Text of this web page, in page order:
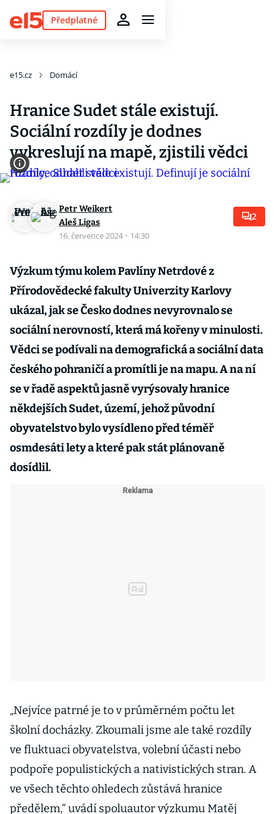
Předplatné
e15.cz Domácí
Hranice Sudet stále existují.
Sociální rozdíly je dodnes
vykreslují na mapě, zjistili vědci
Petr Weikert
Aleš Ligas
16. července 2024 · 14:30
2
Výzkum týmu kolem Pavlíny Netrdové z
Přírodovědecké fakulty Univerzity Karlovy
ukázal, jak se Česko dodnes nevyrovnalo se
sociální nerovností, která má kořeny v minulosti.
Vědci se podívali na demografická a sociální data
českého pohraničí a promítli je na mapu. A na ní
se v řadě aspektů jasně vyrýsovaly hranice
někdejších Sudet, území, jehož původní
obyvatelstvo bylo vysídleno před téměř
osmdesáti lety a které pak stát plánovaně
dosídlil.
„Nejvíce patrné je to v průměrném počtu let
školní docházky. Zkoumali jsme ale také rozdíly
ve fluktuaci obyvatelstva, volební účasti nebo
podpoře populistických a nativistických stran. A
ve všech těchto ohledech zůstává hranice
předělem,“ uvádí spoluautor výzkumu Matěj